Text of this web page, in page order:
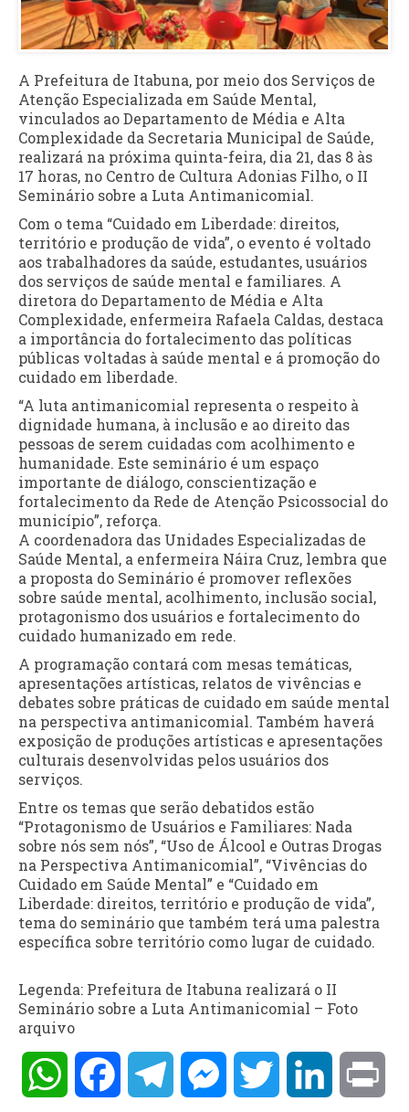
A Prefeitura de Itabuna, por meio dos Serviços de
Atenção Especializada em Saúde Mental,
vinculados ao Departamento de Média e Alta
Complexidade da Secretaria Municipal de Saúde,
realizará na próxima quinta-feira, dia 21, das 8 às
17 horas, no Centro de Cultura Adonias Filho, o II
Seminário sobre a Luta Antimanicomial.
Com o tema “Cuidado em Liberdade: direitos,
território e produção de vida”, o evento é voltado
aos trabalhadores da saúde, estudantes, usuários
dos serviços de saúde mental e familiares. A
diretora do Departamento de Média e Alta
Complexidade, enfermeira Rafaela Caldas, destaca
a importância do fortalecimento das políticas
públicas voltadas à saúde mental e á promoção do
cuidado em liberdade.
“A luta antimanicomial representa o respeito à
dignidade humana, à inclusão e ao direito das
pessoas de serem cuidadas com acolhimento e
humanidade. Este seminário é um espaço
importante de diálogo, conscientização e
fortalecimento da Rede de Atenção Psicossocial do
município”, reforça.
A coordenadora das Unidades Especializadas de
Saúde Mental, a enfermeira Náira Cruz, lembra que
a proposta do Seminário é promover reflexões
sobre saúde mental, acolhimento, inclusão social,
protagonismo dos usuários e fortalecimento do
cuidado humanizado em rede.
A programação contará com mesas temáticas,
apresentações artísticas, relatos de vivências e
debates sobre práticas de cuidado em saúde mental
na perspectiva antimanicomial. Também haverá
exposição de produções artísticas e apresentações
culturais desenvolvidas pelos usuários dos
serviços.
Entre os temas que serão debatidos estão
“Protagonismo de Usuários e Familiares: Nada
sobre nós sem nós”, “Uso de Álcool e Outras Drogas
na Perspectiva Antimanicomial”, “Vivências do
Cuidado em Saúde Mental” e “Cuidado em
Liberdade: direitos, território e produção de vida”,
tema do seminário que também terá uma palestra
específica sobre território como lugar de cuidado.
Legenda: Prefeitura de Itabuna realizará o II
Seminário sobre a Luta Antimanicomial – Foto
arquivo
WhatsAppFacebookTelegramMessengerTwitter LinkedIn